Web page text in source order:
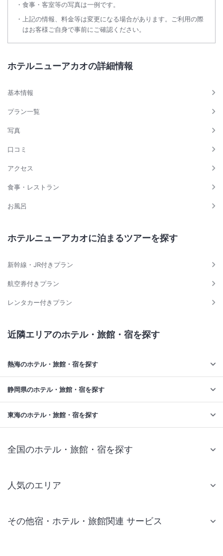
食事・客室等の写真は一例です。
上記の情報、料金等は変更になる場合があります。ご利用の際
はお客様ご自身で事前にご確認ください。
ホテルニューアカオの詳細情報
基本情報
プラン一覧
写真
口コミ
アクセス
食事・レストラン
お風呂
ホテルニューアカオに泊まるツアーを探す
新幹線・JR付きプラン
航空券付きプラン
レンタカー付きプラン
近隣エリアのホテル・旅館・宿を探す
熱海のホテル・旅館・宿を探す
静岡県のホテル・旅館・宿を探す
東海のホテル・旅館・宿を探す
全国のホテル・旅館・宿を探す
人気のエリア
仙台 ホテル
その他宿・ホテル・旅館関連 サービス